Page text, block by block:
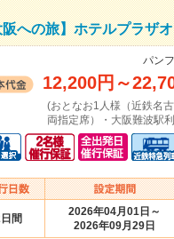
阪への旅】ホテルプラ
パン
12,200円 ～
(おとなお1人様（近鉄名
両指定席）・大阪難波駅
間
2026年04月01日～
2026年09月29日